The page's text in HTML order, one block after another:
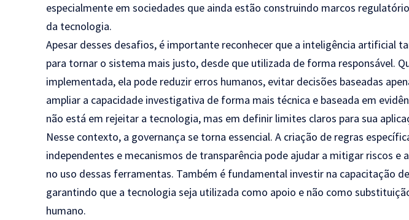
especialmente em sociedades que ainda estão construindo marcos
da tecnologia.
Apesar desses desafios, é importante reconhecer que a inteligência artificial
para tornar o sistema mais justo, desde que utilizada de forma responsável.
implementada, ela pode reduzir erros humanos, evitar decisões baseadas
ampliar a capacidade investigativa de forma mais técnica e baseada em
não está em rejeitar a tecnologia, mas em definir limites claros para sua
Nesse contexto, a governança se torna essencial. A criação de regras
independentes e mecanismos de transparência pode ajudar a mitigar riscos e
no uso dessas ferramentas. Também é fundamental investir na capacitação
garantindo que a tecnologia seja utilizada como apoio e não como
humano.